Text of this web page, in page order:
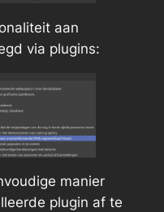
aan
via plugins:
manier
plugin af te